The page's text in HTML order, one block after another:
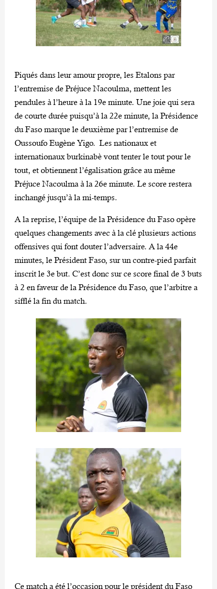
Piqués dans leur amour propre, les Etalons par
l’entremise de Préjuce Nacoulma, mettent les
pendules à l’heure à la 19e minute. Une joie qui sera
de courte durée puisqu’à la 22e minute, la Présidence
du Faso marque le deuxième par l’entremise de
Oussoufo Eugène Yigo. Les nationaux et
internationaux burkinabè vont tenter le tout pour le
tout, et obtiennent l’égalisation grâce au même
Préjuce Nacoulma à la 26e minute. Le score restera
inchangé jusqu’à la mi-temps.
A la reprise, l’équipe de la Présidence du Faso opère
quelques changements avec à la clé plusieurs actions
offensives qui font douter l’adversaire. A la 44e
minutes, le Président Faso, sur un contre-pied parfait
inscrit le 3e but. C’est donc sur ce score final de 3 buts
à 2 en faveur de la Présidence du Faso, que l’arbitre a
sifflé la fin du match.
Ce match a été l’occasion pour le président du Faso